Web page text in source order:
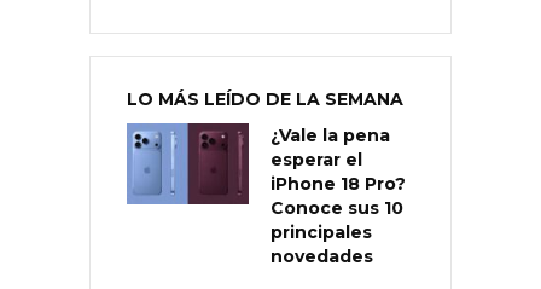
LO MÁS LEÍDO DE LA SEMANA
¿Vale la pena
esperar el
iPhone 18 Pro?
Conoce sus 10
principales
novedades